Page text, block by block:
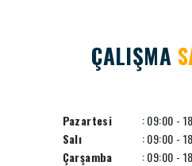
ÇALIŞMA
Pazartesi
: 09:00 -
Salı
: 09:00 -
Çarşamba
: 09:00 -